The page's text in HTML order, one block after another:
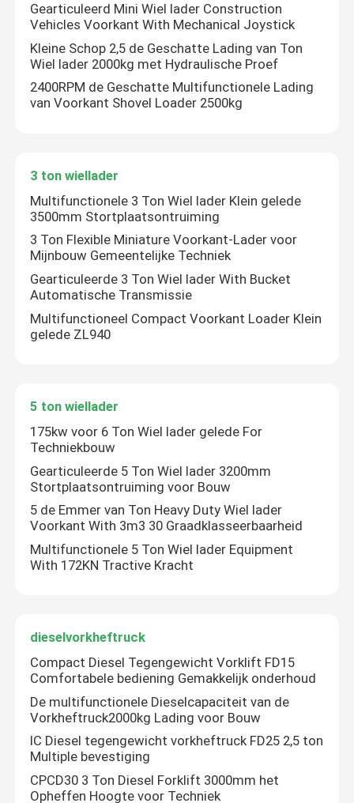
Producten
Ongeveer ons
Contacteer ons
Nieuws
Verzoek om een Citaat
Compacte Wielladers
Kleine Wielladers
918 Wiellader
2 Ton Wiel lader
3 ton wiellader
5 ton wiellader
Gearticuleerd Mini Wiel lader Construction
Vehicles Voorkant With Mechanical Joystick
Kleine Schop 2,5 de Geschatte Lading van Ton
Wiel lader 2000kg met Hydraulische Proef
2400RPM de Geschatte Multifunctionele Lading
van Voorkant Shovel Loader 2500kg
3 ton wiellader
Multifunctionele 3 Ton Wiel lader Klein gelede
3500mm Stortplaatsontruiming
3 Ton Flexible Miniature Voorkant-Lader voor
Mijnbouw Gemeentelijke Techniek
Gearticuleerde 3 Ton Wiel lader With Bucket
Automatische Transmissie
Multifunctioneel Compact Voorkant Loader Klein
gelede ZL940
5 ton wiellader
175kw voor 6 Ton Wiel lader gelede For
Techniekbouw
Gearticuleerde 5 Ton Wiel lader 3200mm
Stortplaatsontruiming voor Bouw
5 de Emmer van Ton Heavy Duty Wiel lader
Voorkant With 3m3 30 Graadklasseerbaarheid
Multifunctionele 5 Ton Wiel lader Equipment
With 172KN Tractive Kracht
dieselvorkheftruck
Compact Diesel Tegengewicht Vorklift FD15
Comfortabele bediening Gemakkelijk onderhoud
De multifunctionele Dieselcapaciteit van de
Vorkheftruck2000kg Lading voor Bouw
IC Diesel tegengewicht vorkheftruck FD25 2,5 ton
Multiple bevestiging
CPCD30 3 Ton Diesel Forklift 3000mm het
Opheffen Hoogte voor Techniek